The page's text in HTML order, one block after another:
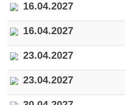
16.04.2027
16.04.2027
23.04.2027
23.04.2027